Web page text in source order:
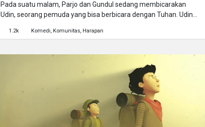
Pada suatu malam, Parjo dan Gundul sedang membicarakan
Udin, seorang pemuda yang bisa berbicara dengan Tuhan. Udin
ponselNya. Orang-orang mendatangi Udin, karena apapun yang
1.2k Komedi Komunitas Harapan